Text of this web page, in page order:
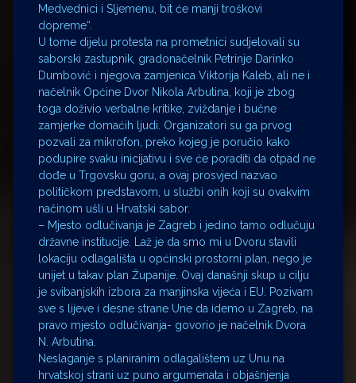
Medvednici i Sljemenu, bit će manji troškovi
dopreme“.
U tome dijelu protesta na prometnici sudjelovali su
saborski zastupnik, gradonačelnik Petrinje Darinko
Dumbović i njegova zamjenica Viktorija Kaleb, ali ne i
načelnik Općine Dvor Nikola Arbutina, koji je zbog
toga doživio verbalne kritike, zviždanje i bučne
zamjerke domaćih ljudi. Organizatori su ga prvog
pozvali za mikrofon, preko kojeg je poručio kako
podupire svaku inicijativu i sve će poraditi da otpad ne
dođe u Trgovsku goru, a ovaj prosvjed nazvao
političkom predstavom, u službi onih koji su ovakvim
načinom ušli u Hrvatski sabor.
– Mjesto odlučivanja je Zagreb i jedino tamo odlučuju
državne institucije. Laž je da smo mi u Dvoru stavili
lokaciju odlagališta u općinski prostorni plan, nego je
unijet u takav plan Županije. Ovaj današnji skup u cilju
je svibanjskih izbora za manjinska vijeća i EU. Pozivam
sve s lijeve i desne strane Une da idemo u Zagreb, na
pravo mjesto odlučivanja- govorio je načelnik Dvora
N. Arbutina.
Neslaganje s planiranim odlagalištem uz Unu na
hrvatskoj strani uz puno argumenata i objašnjenja